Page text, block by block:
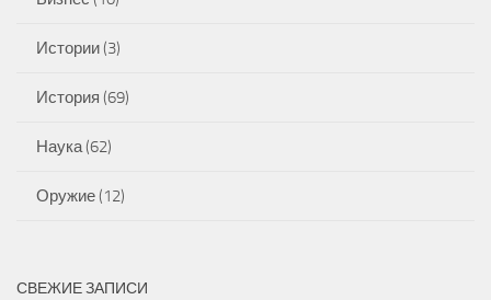
Истории(3)
История (69)
Наука(62)
Оружие(12)
СВЕЖИЕ ЗАПИСИ